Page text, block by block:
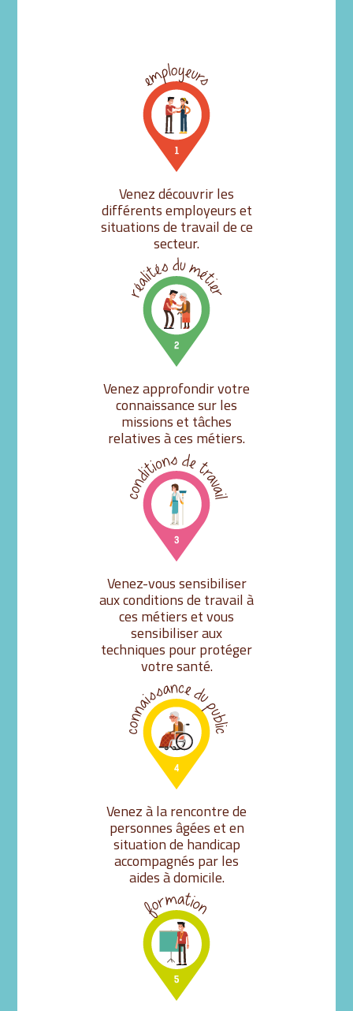
Venez découvrir les
différents employeurs et
situations de travail de ce
secteur.
Venez approfondir votre
connaissance sur les
missions et tâches
relatives à ces métiers.
Venez-vous sensibiliser
aux conditions de travail à
ces métiers et vous
sensibiliser aux
techniques pour protéger
votre santé.
Venez à la rencontre de
personnes âgées et en
situation de handicap
accompagnés par les
aides à domicile.